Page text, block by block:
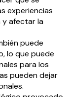
experiencias
y afectar la
puede
lo que puede
para los
pueden dejar